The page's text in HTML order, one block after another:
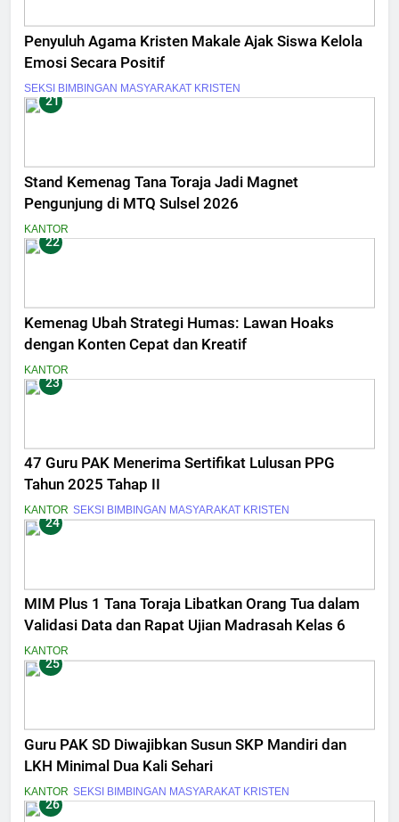
Penyuluh Agama Kristen Makale Ajak Siswa Kelola
Emosi Secara Positif
SEKSI BIMBINGAN MASYARAKAT KRISTEN
21
Stand Kemenag Tana Toraja Jadi Magnet
Pengunjung di MTQ Sulsel 2026
KANTOR
22
Kemenag Ubah Strategi Humas: Lawan Hoaks
dengan Konten Cepat dan Kreatif
KANTOR
23
47 Guru PAK Menerima Sertifikat Lulusan PPG
Tahun 2025 Tahap II
KANTOR SEKSI BIMBINGAN MASYARAKAT KRISTEN
24
MIM Plus 1 Tana Toraja Libatkan Orang Tua dalam
Validasi Data dan Rapat Ujian Madrasah Kelas 6
KANTOR
25
Guru PAK SD Diwajibkan Susun SKP Mandiri dan
LKH Minimal Dua Kali Sehari
KANTOR SEKSI BIMBINGAN MASYARAKAT KRISTEN
26